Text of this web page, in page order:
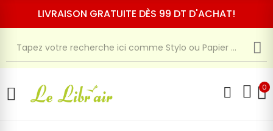
LIVRAISON GRATUITE DÈS 99 DT D'ACHAT!
0